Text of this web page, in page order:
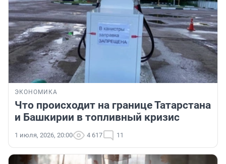
ЭКОНОМИКА
Что происходит на границе Татарстана
и Башкирии в топливный кризис
1 июля, 2026, 20:00 4 617 11